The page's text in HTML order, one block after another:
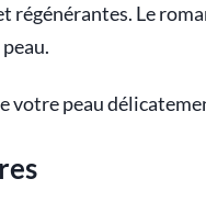
Le
peau